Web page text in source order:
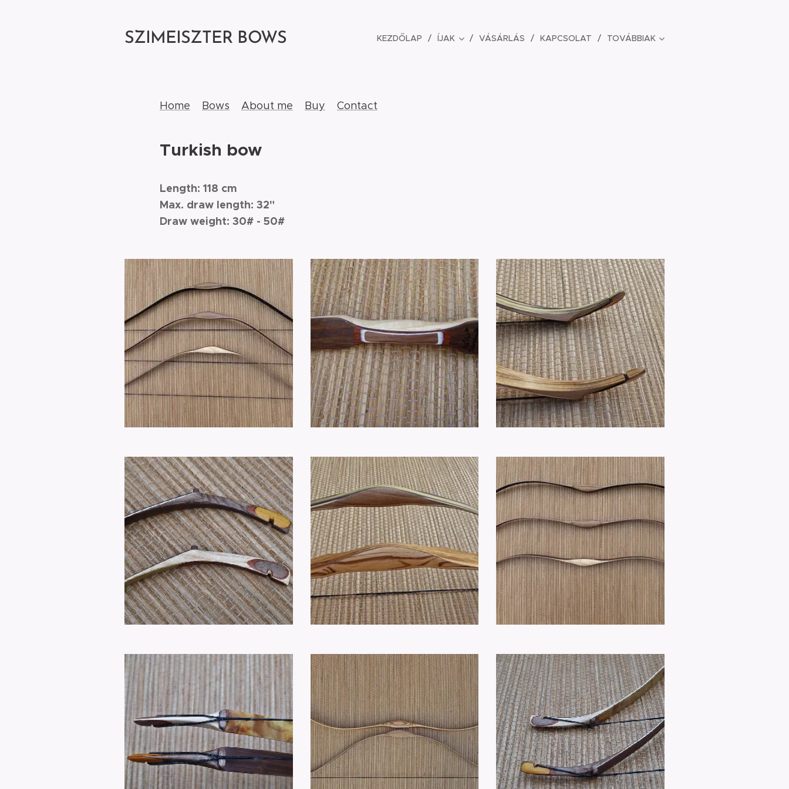
SZIMEISZTER BOWS KEZDŐLAP ÍJAK VÁSÁRLÁS KAPCSOLAT TOVÁBBIAK
Home Bows About me Buy Contact
Turkish bow
Length: 118 cm
Max. draw length: 32"
Draw weight: 30# - 50#